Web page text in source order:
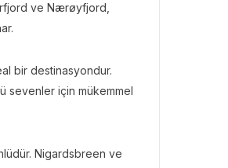
ve Nærøyfjord,
bir destinasyondur.
sevenler için mükemmel
Nigardsbreen ve
3.45k